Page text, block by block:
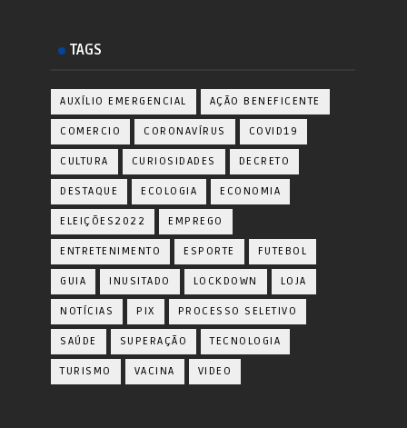
TAGS
AUXÍLIO EMERGENCIAL AÇÃO BENEFICENTE
COMERCIO CORONAVÍRUS COVID19
CULTURA CURIOSIDADES DECRETO
DESTAQUE ECOLOGIA ECONOMIA
ELEIÇÕES2022 EMPREGO
ENTRETENIMENTO ESPORTE FUTEBOL
GUIA INUSITADO LOCKDOWN LOJA
NOTÍCIAS PIX PROCESSO SELETIVO
SAÚDE SUPERAÇÃO TECNOLOGIA
TURISMO VACINA VIDEO